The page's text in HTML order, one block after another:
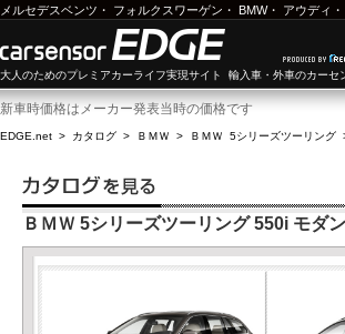
メルセデスベンツ ・ フォルクスワーゲン ・ BMW・ アウディ ・
大人のためのプレミアカーライフ実現サイト 輸入車・外車のカーセ
新車時価格はメーカー発表当時の価格です
EDGE.net > カタログ > ＢＭＷ > ＢＭＷ 5シリーズツーリング
ＢＭＷ 5シリーズツーリング 550i モダン